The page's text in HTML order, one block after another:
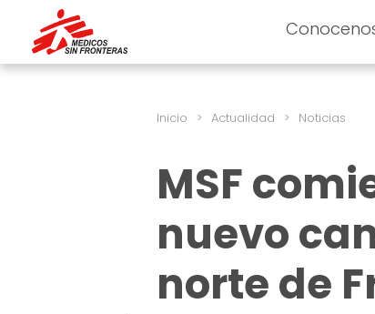
Inicio > Actualidad > Noticias
MSF
nuevo
norte de